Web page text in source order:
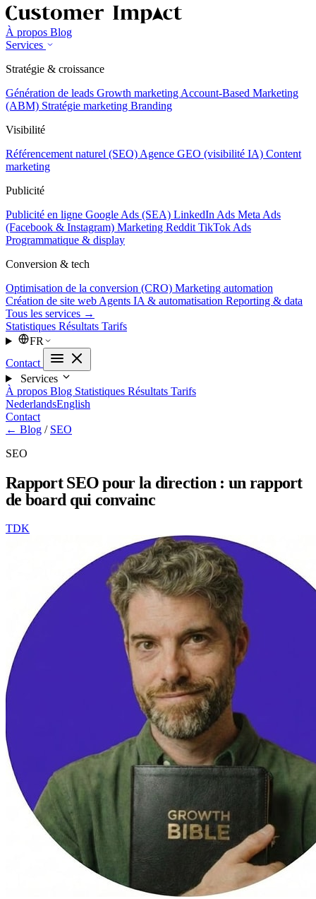
À propos Blog
Services
Stratégie & croissance
Génération de leads Growth marketing Account-Based Marketing
(ABM) Stratégie marketing Branding
Visibilité
Référencement naturel (SEO) Agence GEO (visibilité IA) Content
marketing
Publicité
Publicité en ligne Google Ads (SEA) LinkedIn Ads Meta Ads
(Facebook & Instagram) Marketing Reddit TikTok Ads
Programmatique & display
Conversion & tech
Optimisation de la conversion (CRO) Marketing automation
Création de site web Agents IA & automatisation Reporting & data
Tous les services →
Statistiques Résultats Tarifs
FR
Contact
Services
À propos Blog Statistiques Résultats Tarifs
NederlandsEnglish
Contact
← Blog / SEO
SEO
Rapport SEO pour la direction : un rapport
de board qui convainc
TDK